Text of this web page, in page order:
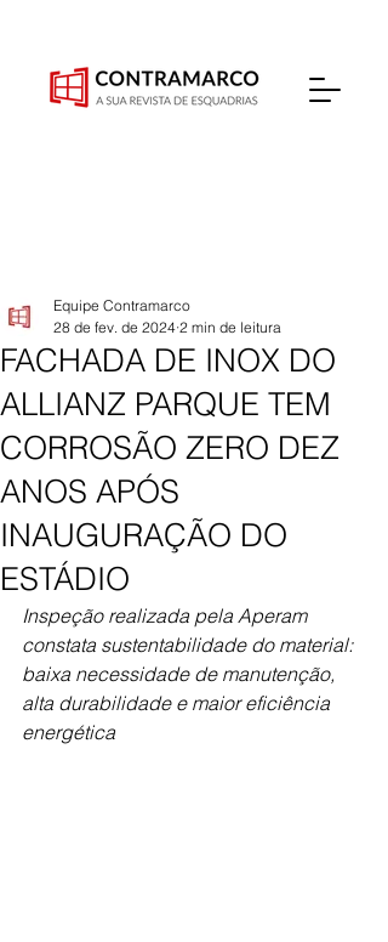
FACHADA DE INOX DO
ALLIANZ PARQUE TEM
CORROSÃO ZERO DEZ
ANOS APÓS
INAUGURAÇÃO DO
ESTÁDIO
Equipe Contramarco
28 de fev. de 2024 2 min de leitura
Inspeção realizada pela Aperam
constata sustentabilidade do material:
baixa necessidade de manutenção,
alta durabilidade e maior eficiência
energética